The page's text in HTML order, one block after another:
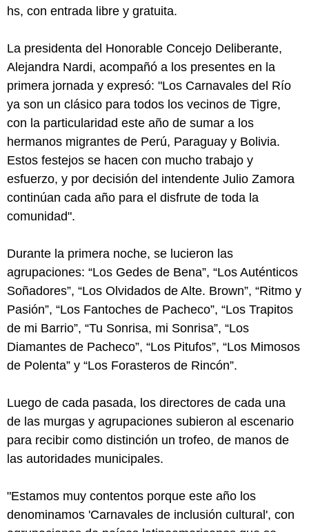
hs, con entrada libre y gratuita.
La presidenta del Honorable Concejo Deliberante,
Alejandra Nardi, acompañó a los presentes en la
primera jornada y expresó: "Los Carnavales del Río
ya son un clásico para todos los vecinos de Tigre,
con la particularidad este año de sumar a los
hermanos migrantes de Perú, Paraguay y Bolivia.
Estos festejos se hacen con mucho trabajo y
esfuerzo, y por decisión del intendente Julio Zamora
continúan cada año para el disfrute de toda la
comunidad".
Durante la primera noche, se lucieron las
agrupaciones: “Los Gedes de Bena”, “Los Auténticos
Soñadores”, “Los Olvidados de Alte. Brown”, “Ritmo y
Pasión”, “Los Fantoches de Pacheco”, “Los Trapitos
de mi Barrio”, “Tu Sonrisa, mi Sonrisa”, “Los
Diamantes de Pacheco”, “Los Pitufos”, “Los Mimosos
de Polenta” y “Los Forasteros de Rincón”.
Luego de cada pasada, los directores de cada una
de las murgas y agrupaciones subieron al escenario
para recibir como distinción un trofeo, de manos de
las autoridades municipales.
"Estamos muy contentos porque este año los
denominamos 'Carnavales de inclusión cultural', con